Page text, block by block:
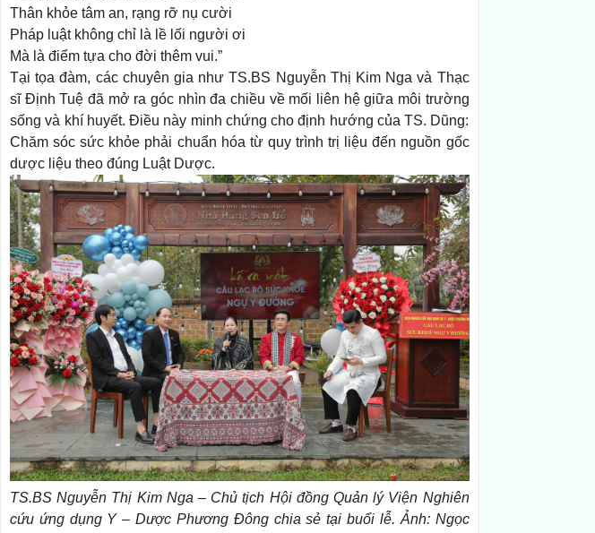
Thân khỏe tâm an, rạng rỡ nụ cười
Pháp luật không chỉ là lề lối người ơi
Mà là điểm tựa cho đời thêm vui.”
Tại tọa đàm, các chuyên gia như TS.BS Nguyễn Thị Kim Nga và Thạc
sĩ Định Tuệ đã mở ra góc nhìn đa chiều về mối liên hệ giữa môi trường
sống và khí huyết. Điều này minh chứng cho định hướng của TS. Dũng:
Chăm sóc sức khỏe phải chuẩn hóa từ quy trình trị liệu đến nguồn gốc
dược liệu theo đúng Luật Dược.
TS.BS Nguyễn Thị Kim Nga – Chủ tịch Hội đồng Quản lý Viện Nghiên
cứu ứng dụng Y – Dược Phương Đông chia sẻ tại buổi lễ. Ảnh: Ngọc